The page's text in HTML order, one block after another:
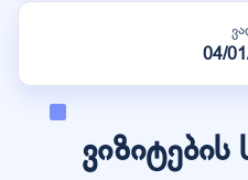
04/
ვიზიტების